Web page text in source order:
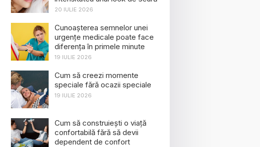
20 IULIE 2026
Cunoașterea semnelor unei
urgențe medicale poate face
diferența în primele minute
19 IULIE 2026
Cum să creezi momente
speciale fără ocazii speciale
19 IULIE 2026
Cum să construiești o viață
confortabilă fără să devii
dependent de confort